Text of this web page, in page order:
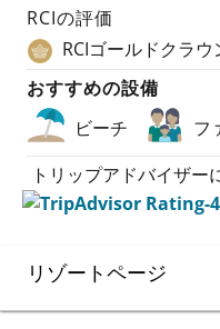
RCIの評価
RCIゴールドクラウ
おすすめの設備
ビーチ
フ
トリップアドバイザ
リゾートページ